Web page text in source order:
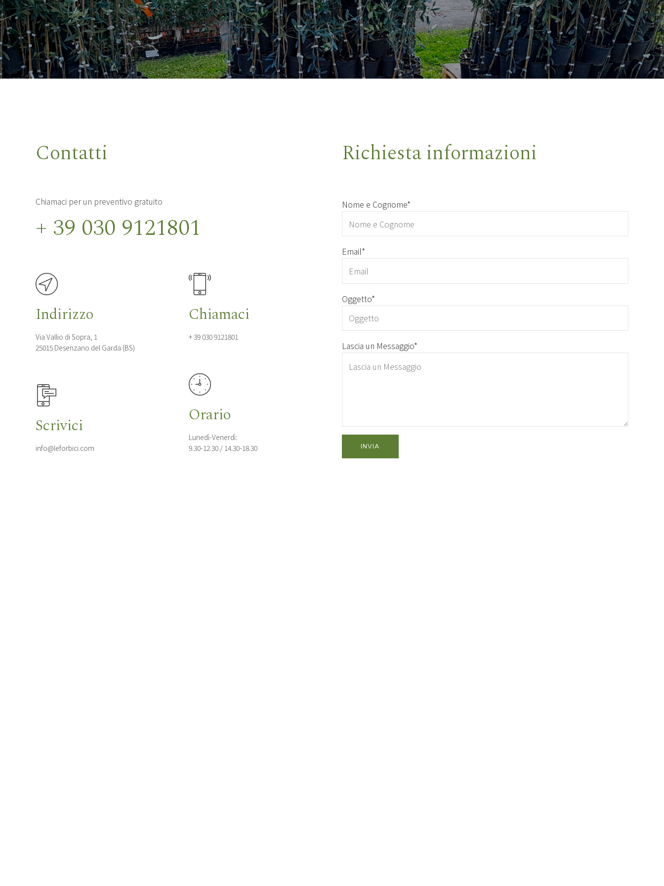
Contatti
Chiamaci per un preventivo gratuito
+ 39 030 9121801
Indirizzo
Via Vallio di Sopra, 1
25015 Desenzano del Garda (BS)
Scrivici
info@leforbici.com
Chiamaci
+ 39 030 9121801
Orario
Lunedì-Venerdì:
9.30-12.30 / 14.30-18.30
Richiesta informazioni
Nome e Cognome*
Email*
Oggetto*
Lascia un Messaggio*